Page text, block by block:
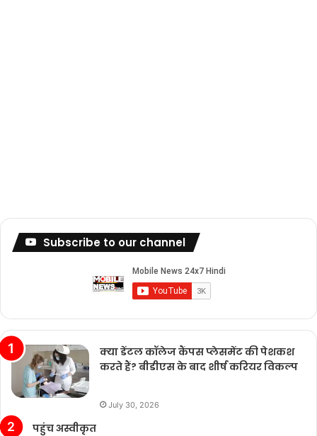
Subscribe to our channel
क्या डेंटल कॉलेज कैंपस प्लेसमेंट की पेशकश
करते हैं? बीडीएस के बाद शीर्ष करियर विकल्प
July 30, 2026
पहुंच अस्वीकृत